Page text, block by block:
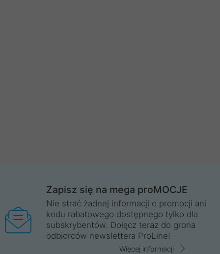
Zapisz się na mega proMOCJE
Nie strać żadnej informacji o promocji ani
kodu rabatowego dostępnego tylko dla
subskrybentów. Dołącz teraz do grona
odbiorców newslettera ProLine!
Więcej informacji